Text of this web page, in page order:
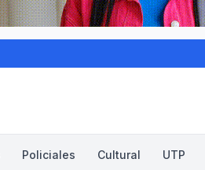
Policiales Cultural UTP